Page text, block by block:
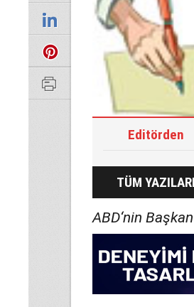
Editörden
TÜM YAZILARI
ABD‘nin